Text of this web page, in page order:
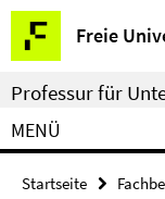
Springe
direkt
zu
Inhalt
Freie
Service-
Navigation
Professur für
MENÜ
Startseite